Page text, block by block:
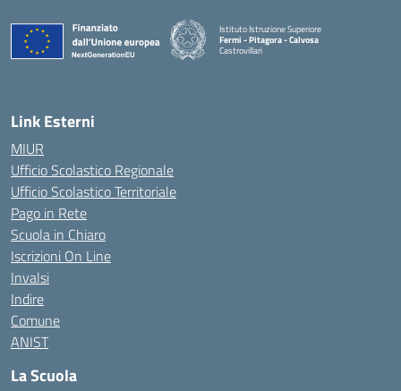
Istituto Istruzione Superiore
Fermi - Pitagora - Calvosa
Castrovillari
Link Esterni
MIUR
Ufficio Scolastico Regionale
Ufficio Scolastico Territoriale
Pago in Rete
Scuola in Chiaro
Iscrizioni On Line
Invalsi
Indire
Comune
ANIST
La Scuola